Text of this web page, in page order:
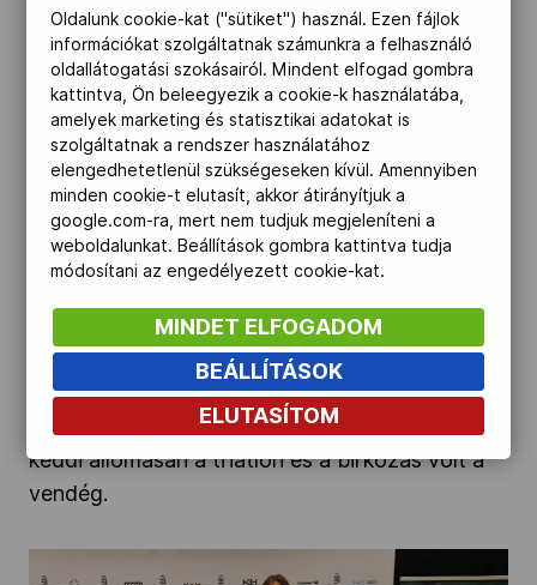
Szerdán a taekwondo és a tenisz volt
napirenden a Magyar Olimpiai Bizottság párizsi
olimpiai konzultációs sorozatán.
Fókuszban Párizs: konzultáción a triatlon és a
birkózás" />
2023.10.10.
Fókuszban Párizs: konzultáción a triatlon és
A MOB párizsi olimpiai konzultációjának újabb,
keddi állomásán a triatlon és a birkózás volt a
vendég.
EYOF 2023 Maribor, program, eredmények: A
Oldalunk cookie-kat ("sütiket") használ. Ezen fájlok
információkat szolgáltatnak számunkra a felhasználó
oldallátogatási szokásairól. Mindent elfogad gombra
kattintva, Ön beleegyezik a cookie-k használatába,
amelyek marketing és statisztikai adatokat is
szolgáltatnak a rendszer használatához
elengedhetetlenül szükségeseken kívül. Amennyiben
minden cookie-t elutasít, akkor átirányítjuk a
google.com-ra, mert nem tudjuk megjeleníteni a
weboldalunkat. Beállítások gombra kattintva tudja
módosítani az engedélyezett cookie-kat.
MINDET ELFOGADOM
BEÁLLÍTÁSOK
ELUTASÍTOM